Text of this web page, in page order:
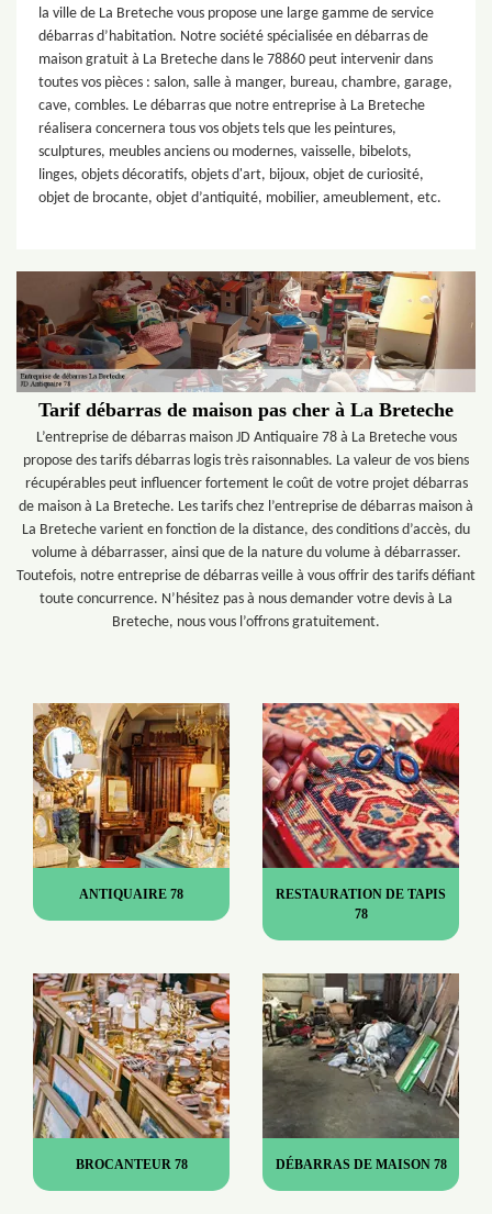
la ville de La Breteche vous propose une large gamme de service
débarras d’habitation. Notre société spécialisée en débarras de
maison gratuit à La Breteche dans le 78860 peut intervenir dans
toutes vos pièces : salon, salle à manger, bureau, chambre, garage,
cave, combles. Le débarras que notre entreprise à La Breteche
réalisera concernera tous vos objets tels que les peintures,
sculptures, meubles anciens ou modernes, vaisselle, bibelots,
linges, objets décoratifs, objets d'art, bijoux, objet de curiosité,
objet de brocante, objet d’antiquité, mobilier, ameublement, etc.
Tarif débarras de maison pas cher à La Breteche
L’entreprise de débarras maison JD Antiquaire 78 à La Breteche vous
propose des tarifs débarras logis très raisonnables. La valeur de vos biens
récupérables peut influencer fortement le coût de votre projet débarras
de maison à La Breteche. Les tarifs chez l’entreprise de débarras maison à
La Breteche varient en fonction de la distance, des conditions d’accès, du
volume à débarrasser, ainsi que de la nature du volume à débarrasser.
Toutefois, notre entreprise de débarras veille à vous offrir des tarifs défiant
toute concurrence. N’hésitez pas à nous demander votre devis à La
Breteche, nous vous l’offrons gratuitement.
ANTIQUAIRE 78
RESTAURATION DE TAPIS
78
BROCANTEUR 78 DÉBARRAS DE MAISON 78